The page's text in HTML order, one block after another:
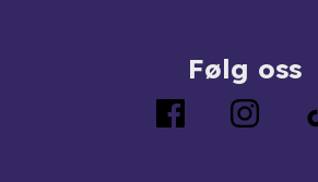
Følg oss